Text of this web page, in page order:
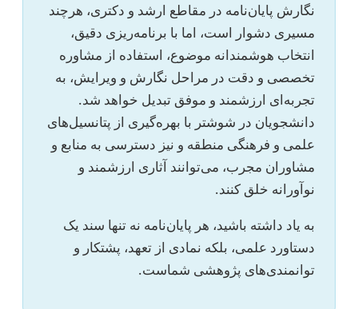
نگارش پایان‌نامه در مقاطع ارشد و دکتری، هرچند
مسیری دشوار است، اما با برنامه‌ریزی دقیق،
انتخاب هوشمندانه موضوع، استفاده از مشاوره
تخصصی و دقت در مراحل نگارش و ویرایش، به
تجربه‌ای ارزشمند و موفق تبدیل خواهد شد.
دانشجویان در شوشتر با بهره‌گیری از پتانسیل‌های
علمی و فرهنگی منطقه و نیز دسترسی به منابع و
مشاوران مجرب، می‌توانند آثاری ارزشمند و
نوآورانه خلق کنند.
به یاد داشته باشید، هر پایان‌نامه نه تنها سند یک
دستاورد علمی، بلکه نمادی از تعهد، پشتکار و
توانمندی‌های پژوهشی شماست.